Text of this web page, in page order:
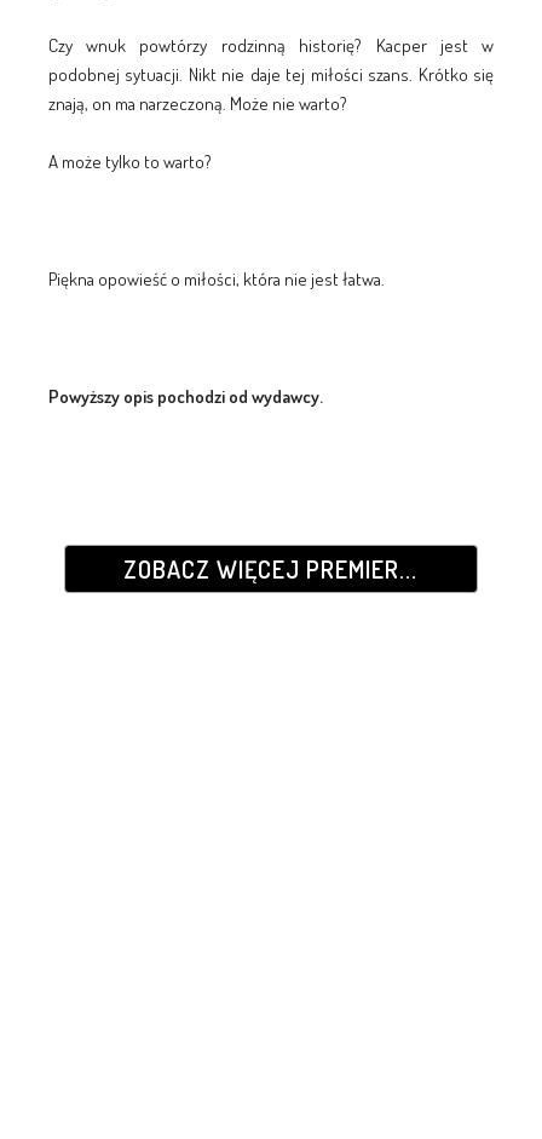
Czy wnuk powtórzy rodzinną historię? Kacper jest w
podobnej sytuacji. Nikt nie daje tej miłości szans. Krótko się
znają, on ma narzeczoną. Może nie warto?
A może tylko to warto?
Piękna opowieść o miłości, która nie jest łatwa.
Powyższy opis pochodzi od wydawcy.
ZOBACZ WIĘCEJ PREMIER...